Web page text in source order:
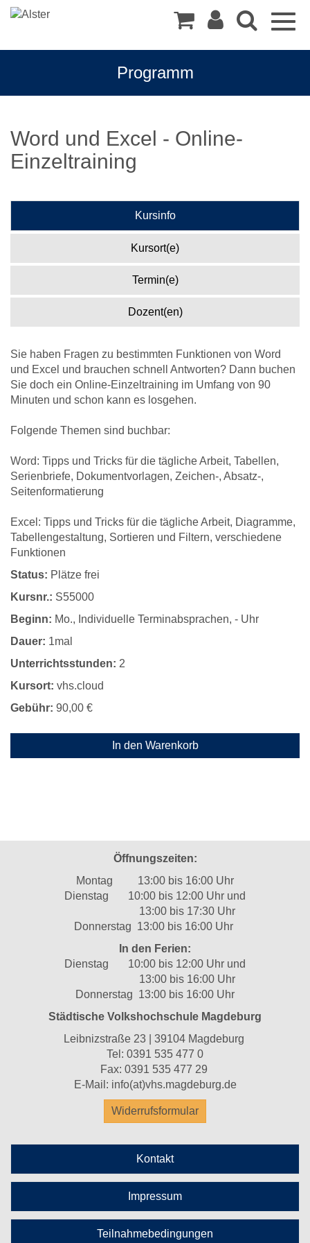
Programm
Word und Excel - Online-
Einzeltraining
Kursinfo
Kursort(e)
Termin(e)
Dozent(en)
Sie haben Fragen zu bestimmten Funktionen von Word
und Excel und brauchen schnell Antworten? Dann buchen
Sie doch ein Online-Einzeltraining im Umfang von 90
Minuten und schon kann es losgehen.
Folgende Themen sind buchbar:
Word: Tipps und Tricks für die tägliche Arbeit, Tabellen,
Serienbriefe, Dokumentvorlagen, Zeichen-, Absatz-,
Seitenformatierung
Excel: Tipps und Tricks für die tägliche Arbeit, Diagramme,
Tabellengestaltung, Sortieren und Filtern, verschiedene
Funktionen
Status: Plätze frei
Kursnr.: S55000
Beginn: Mo., Individuelle Terminabsprachen, - Uhr
Dauer: 1mal
Unterrichtsstunden: 2
Kursort: vhs.cloud
Gebühr: 90,00 €
In den Warenkorb
Öffnungszeiten:
Montag 13:00 bis 16:00 Uhr
Dienstag 10:00 bis 12:00 Uhr und
13:00 bis 17:30 Uhr
Donnerstag 13:00 bis 16:00 Uhr
In den Ferien:
Dienstag 10:00 bis 12:00 Uhr und
13:00 bis 16:00 Uhr
Donnerstag 13:00 bis 16:00 Uhr
Städtische Volkshochschule Magdeburg
Leibnizstraße 23 | 39104 Magdeburg
Tel: 0391 535 477 0
Fax: 0391 535 477 29
E-Mail: info(at)vhs.magdeburg.de
Widerrufsformular
Kontakt
Impressum
Teilnahmebedingungen